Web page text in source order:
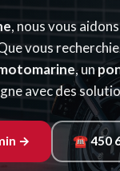
, nous vous
vous
, un
avec des
→ ☎ 450